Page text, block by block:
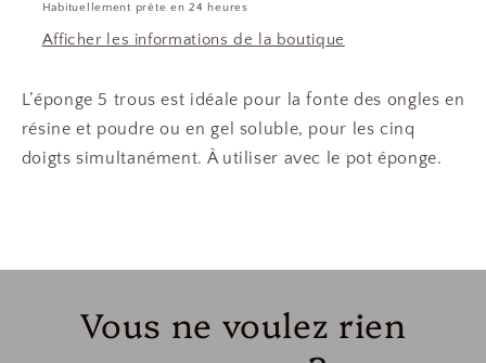
Habituellement prête en 24 heures
Afficher les informations de la boutique
L’éponge 5 trous est idéale pour la fonte des ongles en
résine et poudre ou en gel soluble, pour les cinq
doigts simultanément. À utiliser avec le pot éponge.
Vous ne voulez rien